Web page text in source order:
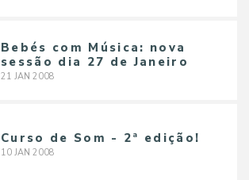
Bebés com Música: nova
sessão dia 27 de Janeiro
21 JAN 2008
Curso de Som - 2ª edição!
10 JAN 2008